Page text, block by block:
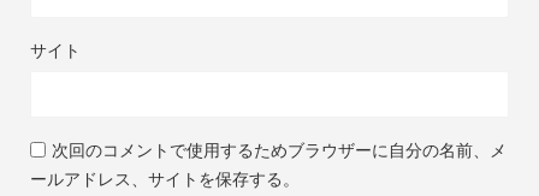
サイト
次回のコメントで使用するためブラウザーに自分の名前、メ
ールアドレス、サイトを保存する。